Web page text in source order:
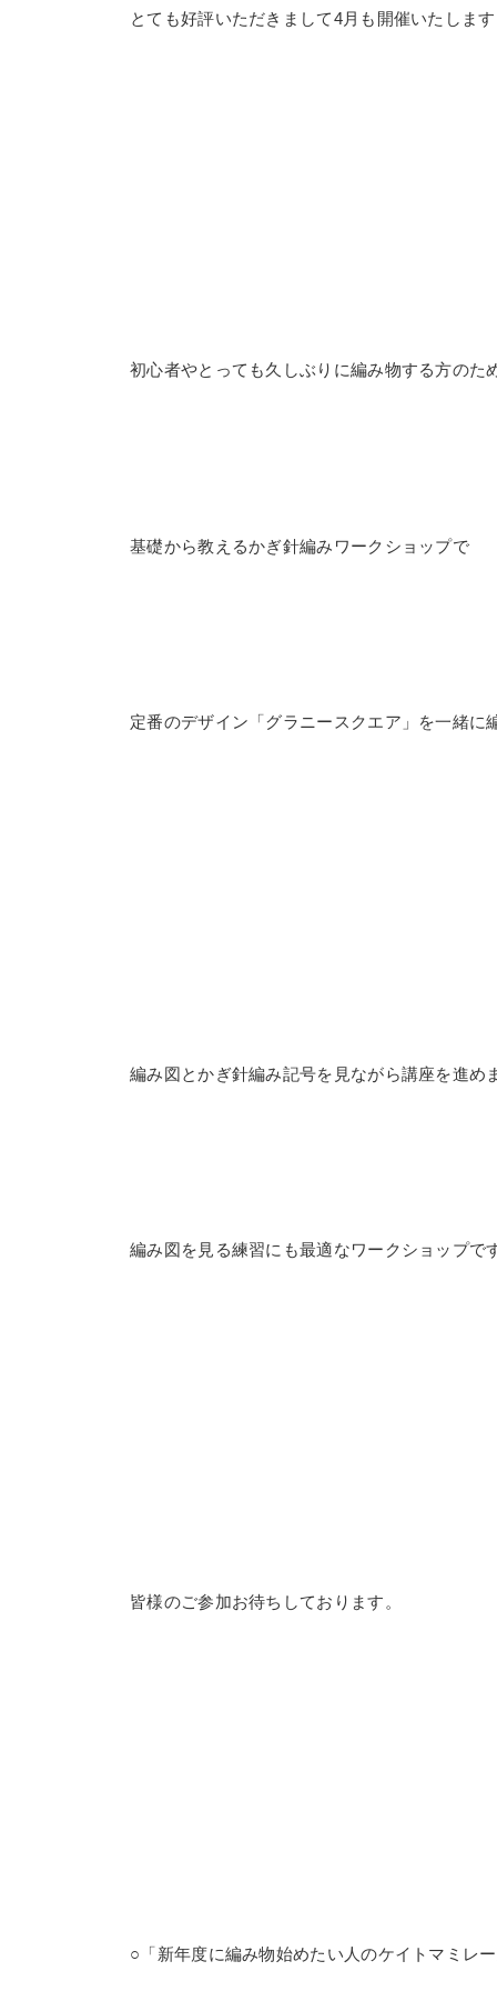
とても好評いただきまして4月も開催いたします
初心者やとっても久しぶりに編み物する方のた
基礎から教えるかぎ針編みワークショップで
定番のデザイン「グラニースクエア」を一緒に
編み図とかぎ針編み記号を見ながら講座を進め
編み図を見る練習にも最適なワークショップで
皆様のご参加お待ちしております。
○「新年度に編み物始めたい人のケイトマミレー